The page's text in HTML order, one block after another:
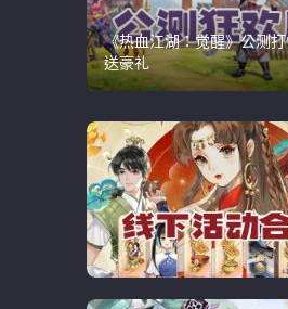
《热血江湖：觉醒》公测
送豪礼